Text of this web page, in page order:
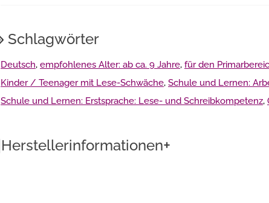
Schlagwörter
Deutsch, empfohlenes Alter: ab ca. 9 Jahre, für den
Kinder / Teenager mit Lese-Schwäche, Schule und Lernen:
Schule und Lernen: Erstsprache: Lese- und Schreibkompetenz,
Herstellerinformationen+